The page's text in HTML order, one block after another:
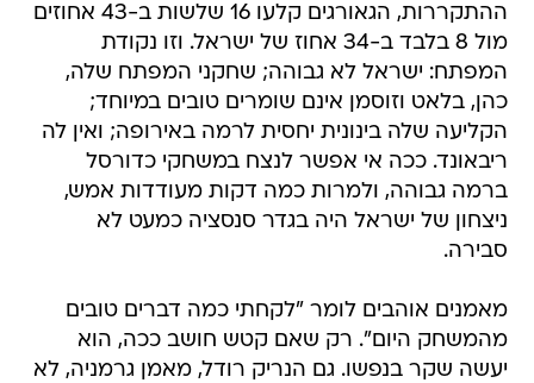
ההתקררות, הגאורגים קלעו 16 שלשות ב-43 אחוזים
מול 8 בלבד ב-34 אחוז של ישראל. וזו נקודת
המפתח: ישראל לא גבוהה; שחקני המפתח שלה,
כהן, בלאט וזוסמן אינם שומרים טובים במיוחד;
הקליעה שלה בינונית יחסית לרמה באירופה; ואין לה
ריבאונד. ככה אי אפשר לנצח במשחקי כדורסל
ברמה גבוהה, ולמרות כמה דקות מעודדות אמש,
ניצחון של ישראל היה בגדר סנסציה כמעט לא
סבירה.
מאמנים אוהבים לומר "לקחתי כמה דברים טובים
מהמשחק היום". רק שאם קטש חושב ככה, הוא
יעשה שקר בנפשו. גם הנריק רודל, מאמן גרמניה, לא